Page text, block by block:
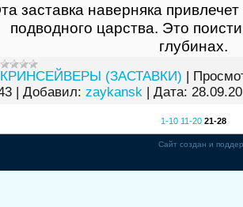
заставка наверняка
подводного царства. Это
глубинах.
(ЗАСТАВКИ)
| Добавил: zaykansk| Дата:
1-10 11-20 21-28
Сайт создан и